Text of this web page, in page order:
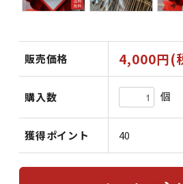
販売価格 4,000円(
購入数 個
獲得ポイント 40